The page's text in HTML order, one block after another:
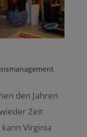
den Jahren
Zeit
Virginia